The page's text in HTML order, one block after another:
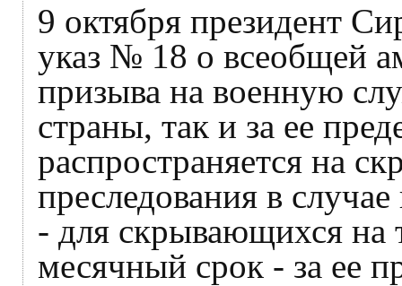
9 октября президент
указ № 18 о всеобщей
призыва на военную
страны, так и за ее
распространяется на
преследования в
- для скрывающихся на
месячный срок - за ее